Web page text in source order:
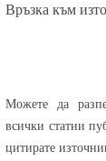
Връзка към
Можете да
всички статии
цитирате